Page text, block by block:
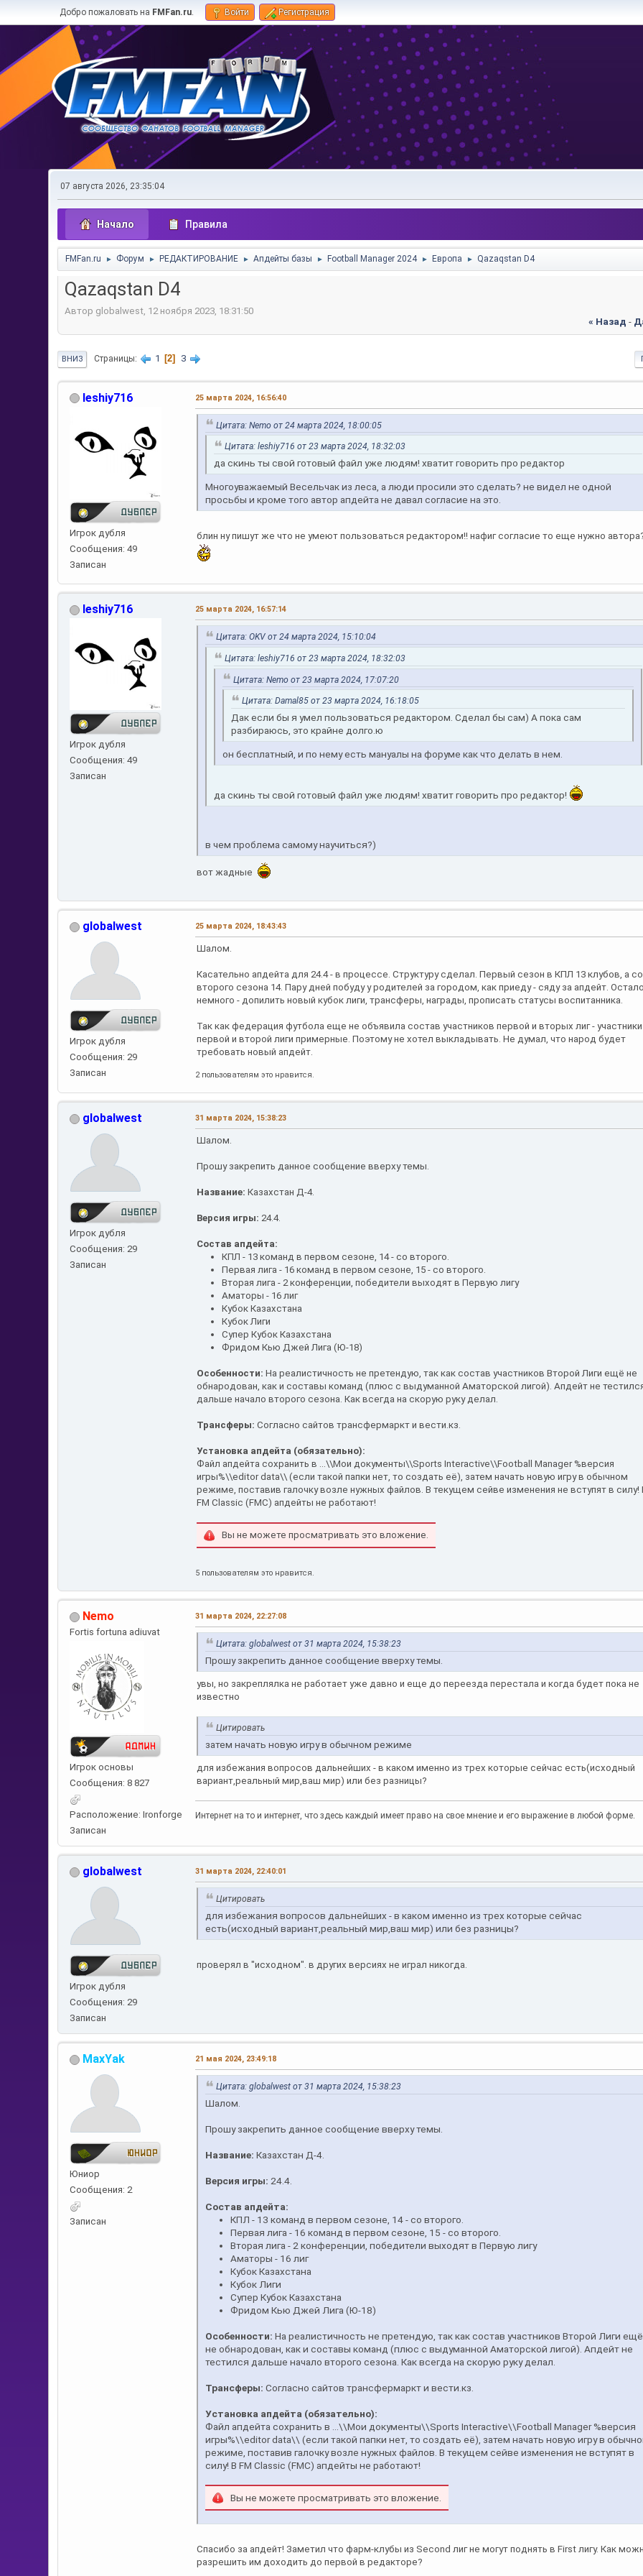
Добро пожаловать на FMFan.ru. Войти Регистрация
07 августа 2026, 23:35:04
Начало Правила
FMFan.ru ► Форум ► РЕДАКТИРОВАНИЕ ► Апдейты базы ► Football Manager 2024 ► Европа ► Qazaqstan D4
Qazaqstan D4
Автор globalwest, 12 ноября 2023, 18:31:50
« Назад -
ВНИЗ Страницы 1 2 3
leshiy716
Игрок дубля
Сообщения: 49
Записан
25 марта 2024, 16:56:40
Цитата: Nemo от 24 марта 2024, 18:00:05
Цитата: leshiy716 от 23 марта 2024, 18:32:03
да скинь ты свой готовый файл уже людям! хватит говорить про редактор
Многоуважаемый Весельчак из леса, а люди просили это сделать? не видел не одной
просьбы и кроме того автор апдейта не давал согласие на это.
блин ну пишут же что не умеют пользоваться редактором!! нафиг согласие то еще нужно
leshiy716
Игрок дубля
Сообщения: 49
Записан
25 марта 2024, 16:57:14
Цитата: OKV от 24 марта 2024, 15:10:04
Цитата: leshiy716 от 23 марта 2024, 18:32:03
Цитата: Nemo от 23 марта 2024, 17:07:20
Цитата: Damal85 от 23 марта 2024, 16:18:05
Дак если бы я умел пользоваться редактором. Сделал бы сам) А пока сам
разбираюсь, это крайне долго.ю
он бесплатный, и по нему есть мануалы на форуме как что делать в нем.
да скинь ты свой готовый файл уже людям! хватит говорить про редактор!
в чем проблема самому научиться?)
вот жадные
globalwest
Игрок дубля
Сообщения: 29
Записан
25 марта 2024, 18:43:43
Шалом.
Касательно апдейта для 24.4 - в процессе. Структуру сделал. Первый сезон в КПЛ 13 клубов, а со
второго сезона 14. Пару дней побуду у родителей за городом, как приеду - сяду за апдейт.
немного - допилить новый кубок лиги, трансферы, награды, прописать статусы воспитанника.
Так как федерация футбола еще не объявила состав участников первой и вторых лиг - участники
первой и второй лиги примерные. Поэтому не хотел выкладывать. Не думал, что народ будет
требовать новый апдейт.
2 пользователям это нравится.
globalwest
Игрок дубля
Сообщения: 29
Записан
31 марта 2024, 15:38:23
Шалом.
Прошу закрепить данное сообщение вверху темы.
Название: Казахстан Д-4.
Версия игры: 24.4.
Состав апдейта:
КПЛ - 13 команд в первом сезоне, 14 - со второго.
Первая лига - 16 команд в первом сезоне, 15 - со второго.
Вторая лига - 2 конференции, победители выходят в Первую лигу
Аматоры - 16 лиг
Кубок Казахстана
Кубок Лиги
Супер Кубок Казахстана
Фридом Кью Джей Лига (Ю-18)
Особенности: На реалистичность не претендую, так как состав участников Второй Лиги ещё не
обнародован, как и составы команд (плюс с выдуманной Аматорской лигой). Апдейт не
дальше начало второго сезона. Как всегда на скорую руку делал.
Трансферы: Согласно сайтов трансфермаркт и вести.кз.
Установка апдейта (обязательно):
Файл апдейта сохранить в ...\\Мои документы\\Sports Interactive\\Football Manager %версия
игры%\\editor data\\ (если такой папки нет, то создать её), затем начать новую игру в обычном
режиме, поставив галочку возле нужных файлов. В текущем сейве изменения не вступят в силу!
FM Classic (FMC) апдейты не работают!
Вы не можете просматривать это вложение.
5 пользователям это нравится.
Nemo
Fortis fortuna adiuvat
Игрок основы
Сообщения: 8 827
Расположение: Ironforge
Записан
31 марта 2024, 22:27:08
Цитата: globalwest от 31 марта 2024, 15:38:23
Прошу закрепить данное сообщение вверху темы.
увы, но закреплялка не работает уже давно и еще до переезда перестала и когда будет пока не
известно
Цитировать
затем начать новую игру в обычном режиме
для избежания вопросов дальнейших - в каком именно из трех которые сейчас есть(исходный
вариант,реальный мир,ваш мир) или без разницы?
Интернет на то и интернет, что здесь каждый имеет право на свое мнение и его выражение в любой форме.
globalwest
Игрок дубля
Сообщения: 29
Записан
31 марта 2024, 22:40:01
Цитировать
для избежания вопросов дальнейших - в каком именно из трех которые сейчас
есть(исходный вариант,реальный мир,ваш мир) или без разницы?
проверял в "исходном". в других версиях не играл никогда.
MaxYak
Юниор
Сообщения: 2
Записан
21 мая 2024, 23:49:18
Цитата: globalwest от 31 марта 2024, 15:38:23
Шалом.
Прошу закрепить данное сообщение вверху темы.
Название: Казахстан Д-4.
Версия игры: 24.4.
Состав апдейта:
КПЛ - 13 команд в первом сезоне, 14 - со второго.
Первая лига - 16 команд в первом сезоне, 15 - со второго.
Вторая лига - 2 конференции, победители выходят в Первую лигу
Аматоры - 16 лиг
Кубок Казахстана
Кубок Лиги
Супер Кубок Казахстана
Фридом Кью Джей Лига (Ю-18)
Особенности: На реалистичность не претендую, так как состав участников Второй Лиги ещё
не обнародован, как и составы команд (плюс с выдуманной Аматорской лигой). Апдейт не
тестился дальше начало второго сезона. Как всегда на скорую руку делал.
Трансферы: Согласно сайтов трансфермаркт и вести.кз.
Установка апдейта (обязательно):
Файл апдейта сохранить в ...\\Мои документы\\Sports Interactive\\Football Manager %версия
игры%\\editor data\\ (если такой папки нет, то создать её), затем начать новую игру в
режиме, поставив галочку возле нужных файлов. В текущем сейве изменения не вступят в
силу! В FM Classic (FMC) апдейты не работают!
Вы не можете просматривать это вложение.
Спасибо за апдейт! Заметил что фарм-клубы из Second лиг не могут поднять в First лигу. Как
разрешить им доходить до первой в редакторе?